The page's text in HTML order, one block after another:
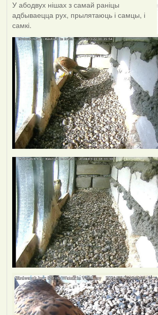
У абодвух нішах з самай раніцы
адбываецца рух, прылятаюць і самцы, і
самкі.